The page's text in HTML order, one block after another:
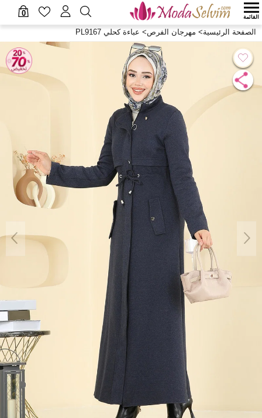
0 القائمة
الصفحة الرئيسية> مهرجان الفرص> عباءة كحلي PL9167